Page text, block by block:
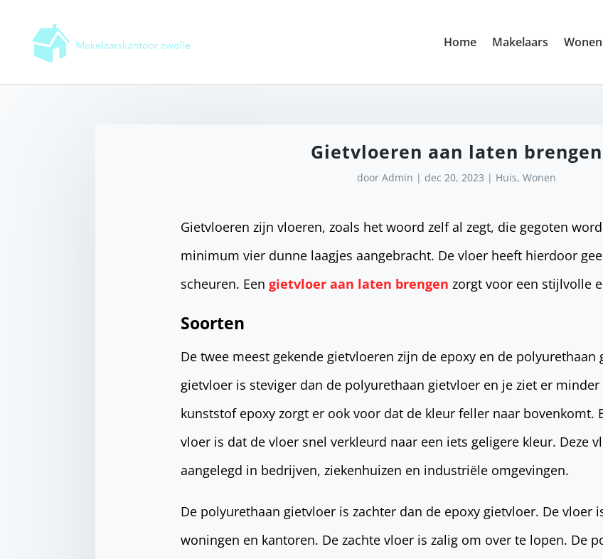
Home Makelaars Wonen
Gietvloeren aan laten brengen
doorAdmin | dec 20, 2023 | Huis,Wonen
Gietvloeren zijn vloeren, zoals het woord zelf al zegt, die gegoten
minimum vier dunne laagjes aangebracht. De vloer heeft hierdoor
scheuren. Eengietvloer aan laten brengenzorgt voor een stijlvolle
Soorten
De twee meest gekende gietvloeren zijn de epoxy en de polyurethaan
gietvloer is steviger dan de polyurethaan gietvloer en je ziet er minder
kunststof epoxy zorgt er ook voor dat de kleur feller naar bovenkomt.
vloer is dat de vloer snel verkleurd naar een iets geligere kleur. Deze
aangelegd in bedrijven, ziekenhuizen en industriële omgevingen.
De polyurethaan gietvloer is zachter dan de epoxy gietvloer. De vloer
woningen en kantoren. De zachte vloer is zalig om over te lopen. De